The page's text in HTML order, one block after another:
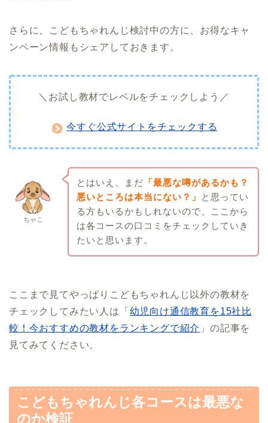
さらに、こどもちゃれんじ検討中の方に、お得なキャ
ンペーン情報もシェアしておきます。
＼お試し教材でレベルをチェックしよう／
今すぐ公式サイトをチェックする
ちゃこ
とはいえ、まだ 「最悪な噂があるかも？
悪いところは本当にない？」
と思ってい
る方もいるかもしれないので、ここから
は各コースの口コミをチェックしていき
たいと思います。
ここまで見てやっぱりこどもちゃれんじ以外の教材を
チェックしてみたい人は「 幼児向け通信教育を15社比
較！今おすすめの教材をランキングで紹介 」の記事を
見てみてください。
こどもちゃれんじ各コースは最悪な
のか検証